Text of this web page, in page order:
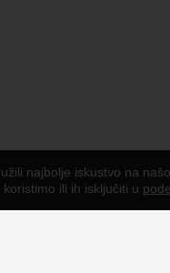
najbolje iskustvo na
ili ih isključiti u